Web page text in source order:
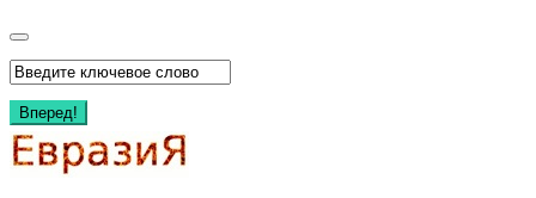
Перейти
к
содержимому
Искать:
Вперед!